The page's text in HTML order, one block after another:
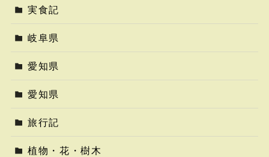
実食記
岐阜県
愛知県
愛知県
旅行記
植物・花・樹木